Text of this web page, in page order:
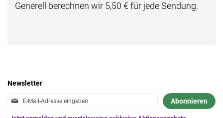
Generell berechnen wir 5,50 € für jede Sendung.
Newsletter
Anmeldung
Abonnieren